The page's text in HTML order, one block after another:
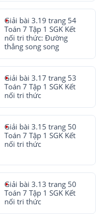
Giải bài 3.19 trang 54
Toán 7 Tập 1 SGK Kết
nối tri thức: Đường
thẳng song song
Giải bài 3.17 trang 53
Toán 7 Tập 1 SGK Kết
nối tri thức
Giải bài 3.15 trang 50
Toán 7 Tập 1 SGK Kết
nối tri thức
Giải bài 3.13 trang 50
Toán 7 Tập 1 SGK Kết
nối tri thức